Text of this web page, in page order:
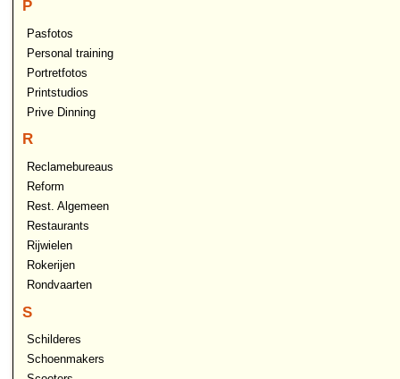
P
Pasfotos
Personal training
Portretfotos
Printstudios
Prive Dinning
R
Reclamebureaus
Reform
Rest. Algemeen
Restaurants
Rijwielen
Rokerijen
Rondvaarten
S
Schilderes
Schoenmakers